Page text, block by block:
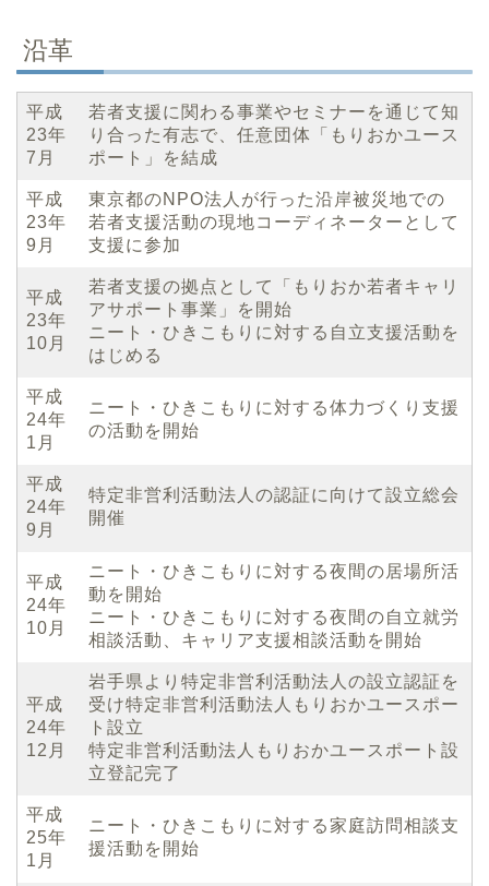
沿革
平成
23年
7月
若者支援に関わる事業やセミナーを通じて知
り合った有志で、任意団体「もりおかユース
ポート」を結成
平成
23年
9月
東京都のNPO法人が行った沿岸被災地での
若者支援活動の現地コーディネーターとして
支援に参加
平成
23年
10月
若者支援の拠点として「もりおか若者キャリ
アサポート事業」を開始
ニート・ひきこもりに対する自立支援活動を
はじめる
平成
24年
1月
ニート・ひきこもりに対する体力づくり支援
の活動を開始
平成
24年
9月
特定非営利活動法人の認証に向けて設立総会
開催
平成
24年
10月
ニート・ひきこもりに対する夜間の居場所活
動を開始
ニート・ひきこもりに対する夜間の自立就労
相談活動、キャリア支援相談活動を開始
平成
24年
12月
岩手県より特定非営利活動法人の設立認証を
受け特定非営利活動法人もりおかユースポー
ト設立
特定非営利活動法人もりおかユースポート設
立登記完了
平成
25年
1月
ニート・ひきこもりに対する家庭訪問相談支
援活動を開始